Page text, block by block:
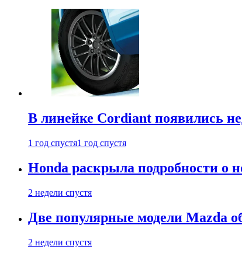
В линейке Cordiant появились
1 год спустя1 год спустя
Honda раскрыла подробности о
2 недели спустя
Две популярные модели Mazda
2 недели спустя